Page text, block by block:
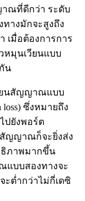
ณที่ดีกว่า ระดับ
างมักจะสูงถึง
เมื่อต้องการการ
มุนเวียนแบบ
น
ยนสัญญาณแบบ
ซึ่งหมายถึง
ปยังพอร์ต
สัญญาณก็จะยิ่งส่ง
ธิภาพมากขึ้น
แบบสองทางจะ
ต่ำกว่าไม่กี่เดซิ